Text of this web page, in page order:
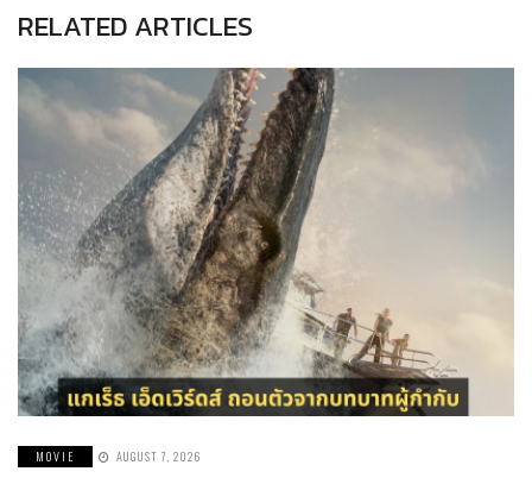
RELATED ARTICLES
MOVIE AUGUST 7, 2026